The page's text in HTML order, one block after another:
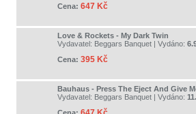
Cena: 647 Kč
Love & Rockets - My Dark Twin
Vydavatel: Beggars Banquet | Vydáno:
Cena: 395 Kč
Bauhaus - Press The Eject And Give
Vydavatel: Beggars Banquet | Vydáno: